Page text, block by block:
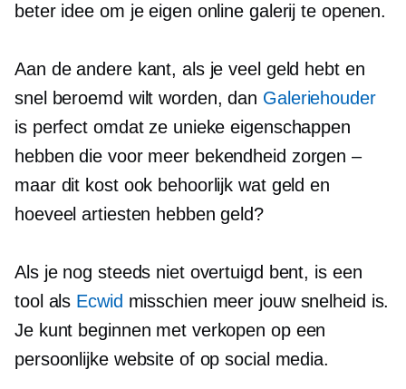
beter idee om je eigen online galerij te openen.
Aan de andere kant, als je veel geld hebt en
snel beroemd wilt worden, dan Galeriehouder
is perfect omdat ze unieke eigenschappen
hebben die voor meer bekendheid zorgen –
maar dit kost ook behoorlijk wat geld en
hoeveel artiesten hebben geld?
Als je nog steeds niet overtuigd bent, is een
tool als Ecwid misschien meer jouw snelheid is.
Je kunt beginnen met verkopen op een
persoonlijke website of op social media.